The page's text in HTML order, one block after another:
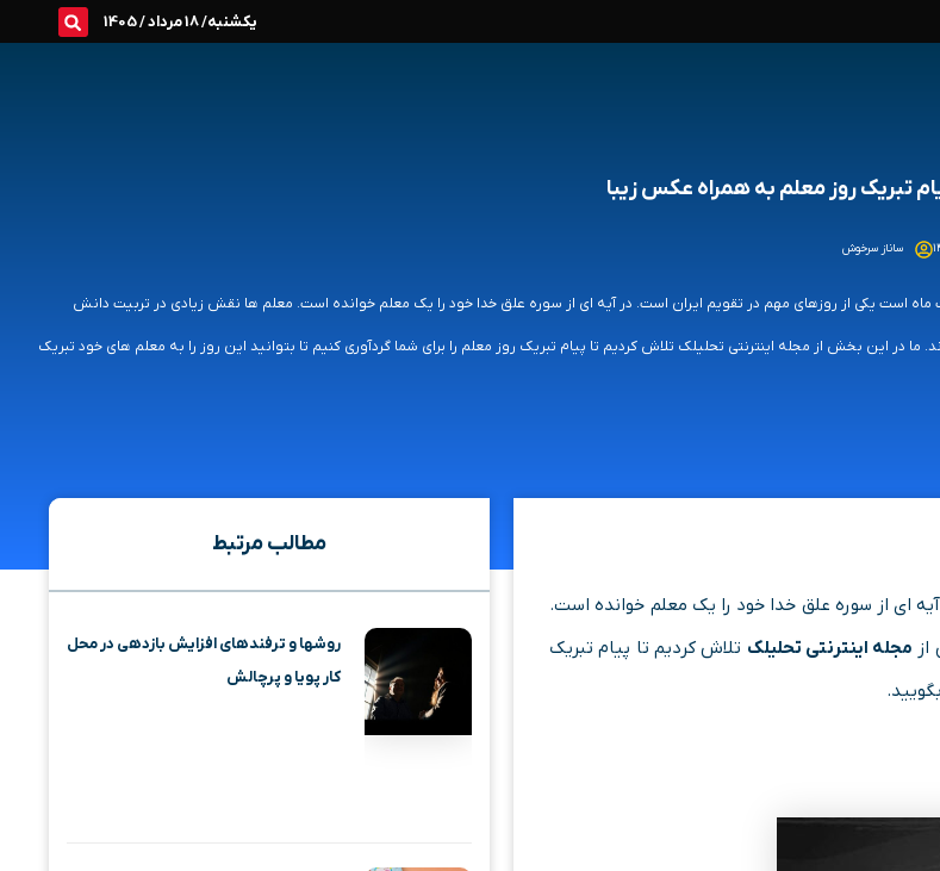
یکشنبه/ 18 مرداد / 1405
ساناز سرخوش
12 اردیبهشت ماه است یکی از روزهای مهم در تقویم ایران است. در آیه ای از سوره علق خدا خود را یک معلم خوانده است. معلم ها نقش زیادی در تربیت دانش
ما در این بخش از مجله اینترنتی تحلیلک تلاش کردیم تا پیام تبریک روز معلم را برای شما گردآوری کنیم تا بتوانید این روز را به معلم های خود تبریک
در آیه ای از سوره علق خدا خود را یک معلم خوانده است.
مجله اینترنتی تحلیلک تلاش کردیم تا پیام تبریک
مطالب مرتبط
روشها و ترفندهای افزایش بازدهی در محل
کار پویا و پرچالش